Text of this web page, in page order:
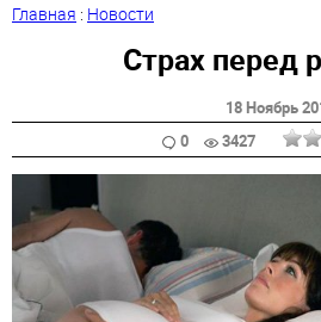
Главная : Новости
Страх перед
18 Ноябрь
0
3427